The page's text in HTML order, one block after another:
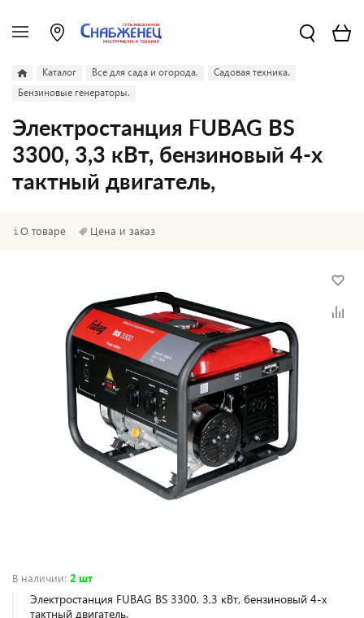
Каталог Все для сада и огорода.
Садовая техника.
Бензиновые генераторы.
Электростанция FUBAG BS
3300, 3,3 кВт, бензиновый 4-х
тактный двигатель,
О товаре Цена и заказ
В наличии: 2 шт
Электростанция FUBAG BS 3300, 3,3 кВт, бензиновый 4-х
тактный двигатель,